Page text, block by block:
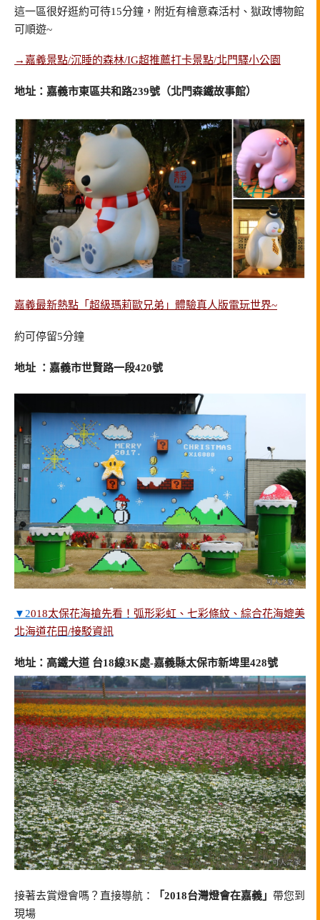
這一區很好逛約可待15分鐘，附近有檜意森活村、獄政博物館
可順遊~
→嘉義景點/沉睡的森林/IG超推薦打卡景點/北門驛小公園
地址：嘉義市東區共和路239號（北門森鐵故事館）
嘉義最新熱點「超級瑪莉歐兄弟」體驗真人版電玩世界~
約可停留5分鐘
地址 ：嘉義市世賢路一段420號
▼2018太保花海搶先看！弧形彩虹、七彩條紋、綜合花海媲美
北海道花田/接駁資訊
地址：高鐵大道 台18線3K處-嘉義縣太保市新埤里428號
接著去賞燈會嗎？直接導航： 「2018台灣燈會在嘉義」 帶您到
現場